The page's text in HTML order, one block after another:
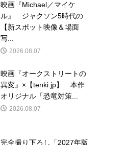
映画『Michael／マイケ
ル』 ジャクソン5時代の
【新スポット映像＆場面
写...
2026.08.07
映画『オークストリートの
異変』×【tenki.jp】 本作
オリジナル「恐竜対策...
2026.08.07
完全撮り下ろし「2027年版